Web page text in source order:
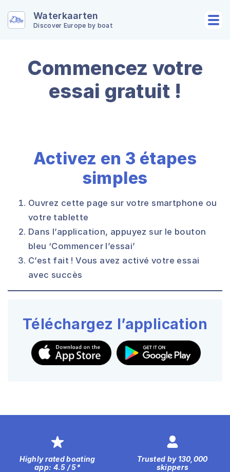
Waterkaarten
Discover Europe by boat
Commencez votre
essai gratuit !
Activez en 3 étapes
simples
Ouvrez cette page sur votre smartphone ou
votre tablette
Dans l’application, appuyez sur le bouton
bleu ‘Commencer l’essai’
C’est fait ! Vous avez activé votre essai
avec succès
Téléchargez l’application
Highly rated boating
app: 4.5 / 5*
Trusted by 130,000
skippers